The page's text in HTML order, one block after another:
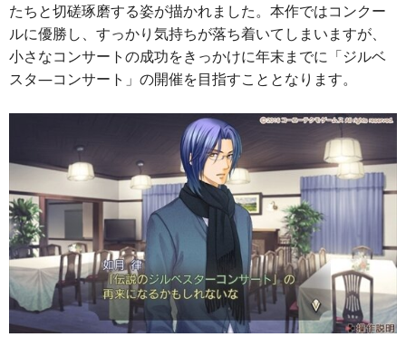
たちと切磋琢磨する姿が描かれました。本作ではコンクー
ルに優勝し、すっかり気持ちが落ち着いてしまいますが、
小さなコンサートの成功をきっかけに年末までに「ジルベ
スタ―コンサート」の開催を目指すこととなります。